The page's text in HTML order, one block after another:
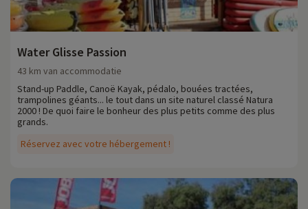
Water Glisse Passion
Réservez avec votre hébergement !
43 km van accommodatie
Stand-up Paddle, Canoë Kayak, pédalo, bouées tractées,
trampolines géants... le tout dans un site naturel classé Natura
2000 ! De quoi faire le bonheur des plus petits comme des plus
grands.